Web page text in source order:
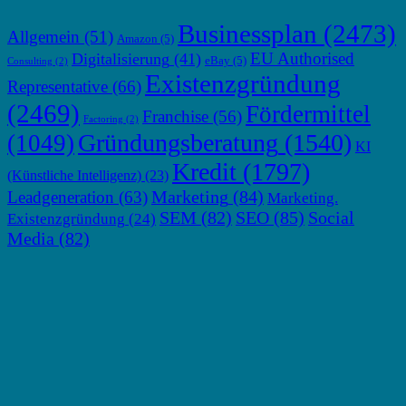
Allgemein (51) Amazon (5) Businessplan (2473)
Consulting (2) Digitalisierung (41) eBay (5) EU Authorised
Representative (66) Existenzgründung
(2469) Factoring (2) Franchise (56) Fördermittel
(1049) Gründungsberatung (1540) KI
(Künstliche Intelligenz) (23) Kredit (1797)
Leadgeneration (63)Marketing (84) Marketing.
Existenzgründung (24) SEM (82) SEO (85) Social
Media (82)